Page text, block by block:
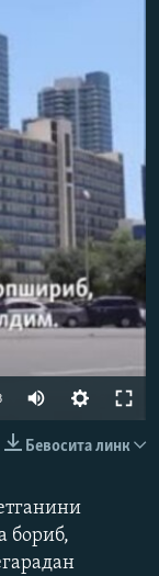
эмас
480p
720p
Бевосита линк
бориб,